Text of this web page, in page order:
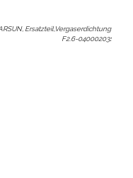
Ersatzteil,Vergaserdichtung
F2.6-04000203: